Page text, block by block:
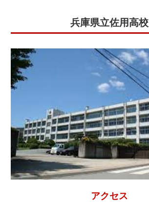
兵庫県立佐用高校
アクセス